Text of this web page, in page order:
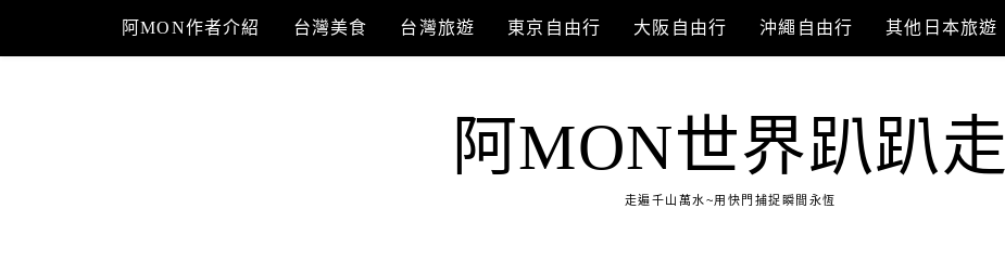
content
阿MON作者介紹 台灣美食 台灣旅遊 東京自由行 大阪自由行 沖繩自由行 其他日本旅遊
阿MON世界趴趴走
走遍千山萬水~用快門捕捉瞬間永恆